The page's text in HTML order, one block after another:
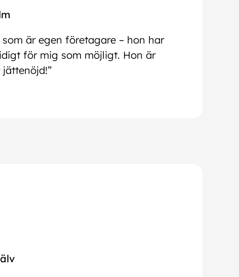
är egen företagare – hon har
för mig som möjligt. Hon är